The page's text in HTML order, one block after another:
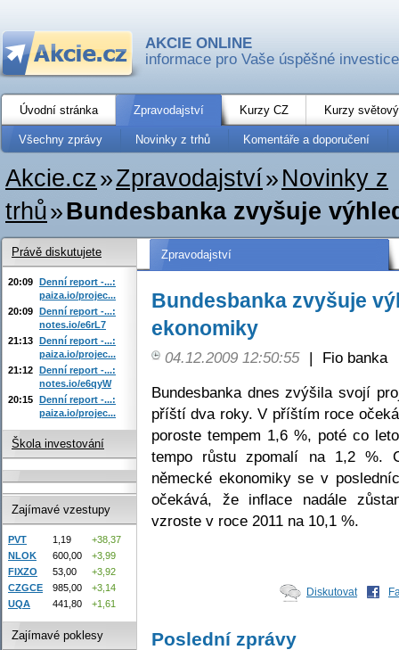
AKCIE ONLINE
informace pro Vaše úspěšné investice
Úvodní stránka Zpravodajství Kurzy CZ Kurzy
Všechny zprávy Novinky z trhů Komentáře a doporučení
Akcie.cz»Zpravodajství» Novinky z
trhů»Bundesbanka zvyšuje
Zpravodajství
Bundesbanka zvyšuje
ekonomiky
04.12.2009 12:50:55 |
Fio banka
Bundesbanka dnes zvýšila svojí
příští dva roky. V příštím roce
poroste tempem 1,6 %, poté co
tempo růstu zpomalí na 1,2 %.
německé ekonomiky se v
očekává, že inflace nadále
vzroste v roce 2011 na 10,1 %.
Diskutovat
Poslední zprávy
Právě diskutujete
20:09 Denní report -...:
paiza.io/projec...
20:09 Denní report -...:
notes.io/e6rL7
21:13 Denní report -...:
paiza.io/projec...
21:12 Denní report -...:
notes.io/e6qyW
20:15 Denní report -...:
paiza.io/projec...
Škola investování
Zajímavé vzestupy
PVT 1,19
+38,37
NLOK
600,00
+3,99
FIXZO
53,00
+3,92
CZGCE
985,00
+3,14
UQA
441,80 +1,61
Zajímavé poklesy